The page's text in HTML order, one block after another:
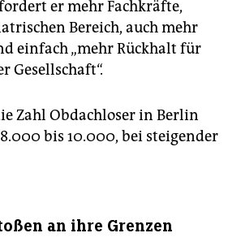
er mehr Fachkräfte,
Bereich, auch mehr
einfach „mehr Rückhalt für
Gesellschaft“.
Zahl Obdachloser in Berlin
bis 10.000, bei steigender
an ihre Grenzen